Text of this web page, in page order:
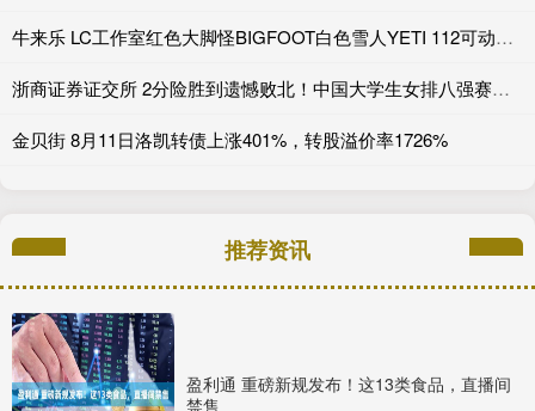
牛来乐 LC工作室红色大脚怪BIGFOOT白色雪人YETI 112可动人偶
浙商证券证交所 2分险胜到遗憾败北！中国大学生女排八强赛不敌巴西，执教能力受考验_比赛_进攻_状态
金贝街 8月11日洛凯转债上涨401%，转股溢价率1726%
推荐资讯
盈利通 重磅新规发布！这13类食品，直播间
禁售